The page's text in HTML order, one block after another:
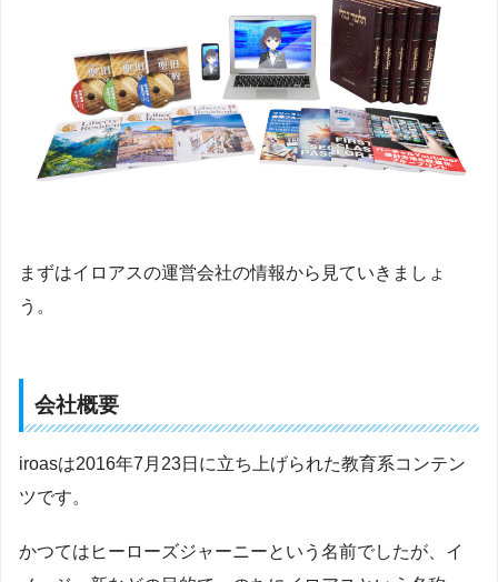
まずはイロアスの運営会社の情報から見ていきましょ
う。
会社概要
iroasは2016年7月23日に立ち上げられた教育系コンテン
ツです。
かつてはヒーローズジャーニーという名前でしたが、イ